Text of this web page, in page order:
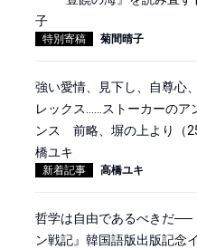
子
特別寄稿 菊間晴子
強い愛情、見下し、自尊心
レックス……ストーカーのア
ンス 前略、塀の上より（
橋ユキ
新着記事 高橋ユキ
哲学は自由であるべきだ──
ン戦記』韓国語版出版記念